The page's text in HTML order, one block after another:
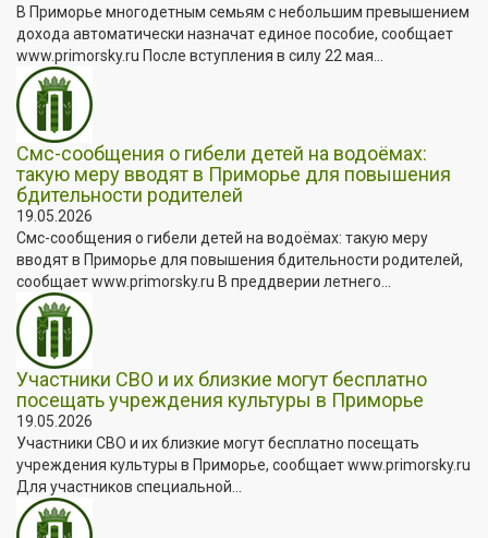
В Приморье многодетным семьям с небольшим превышением
дохода автоматически назначат единое пособие, сообщает
www.primorsky.ru После вступления в силу 22 мая...
Смс-сообщения о гибели детей на водоёмах:
такую меру вводят в Приморье для повышения
бдительности родителей
19.05.2026
Смс-сообщения о гибели детей на водоёмах: такую меру
вводят в Приморье для повышения бдительности родителей,
сообщает www.primorsky.ru В преддверии летнего...
Участники СВО и их близкие могут бесплатно
посещать учреждения культуры в Приморье
19.05.2026
Участники СВО и их близкие могут бесплатно посещать
учреждения культуры в Приморье, сообщает www.primorsky.ru
Для участников специальной...